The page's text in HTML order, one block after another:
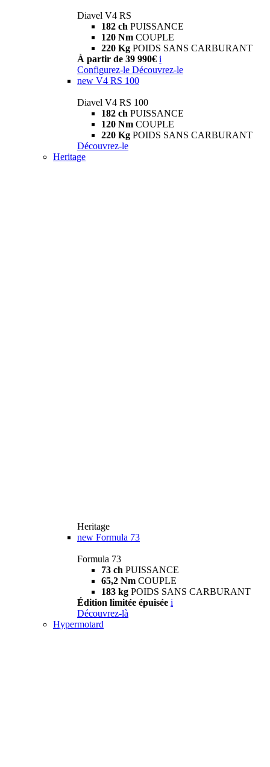
Diavel V4 RS
182 ch PUISSANCE
120 Nm COUPLE
220 Kg POIDS SANS CARBURANT
À partir de 39 990€ i
Configurez-le Découvrez-le
new V4 RS 100
Diavel V4 RS 100
182 ch PUISSANCE
120 Nm COUPLE
220 Kg POIDS SANS CARBURANT
Découvrez-le
Heritage
Heritage
new Formula 73
Formula 73
73 ch PUISSANCE
65,2 Nm COUPLE
183 kg POIDS SANS CARBURANT
Édition limitée épuisée i
Découvrez-là
Hypermotard